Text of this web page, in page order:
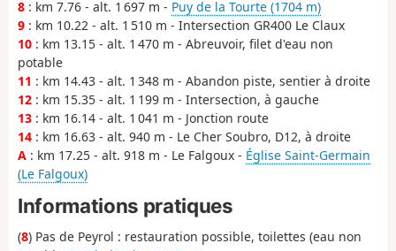
8 : km 7.76 - alt. 1 697 m - Puy de la Tourte (1704 m)
9 : km 10.22 - alt. 1 510 m - Intersection GR400 Le Claux
10 : km 13.15 - alt. 1 470 m - Abreuvoir, filet d'eau non
potable
11 : km 14.43 - alt. 1 348 m - Abandon piste, sentier à droite
12 : km 15.35 - alt. 1 199 m - Intersection, à gauche
13 : km 16.14 - alt. 1 041 m - Jonction route
14 : km 16.63 - alt. 940 m - Le Cher Soubro, D12, à droite
A : km 17.25 - alt. 918 m - Le Falgoux - Église Saint-Germain
(Le Falgoux)
Informations pratiques
(8) Pas de Peyrol : restauration possible, toilettes (eau non